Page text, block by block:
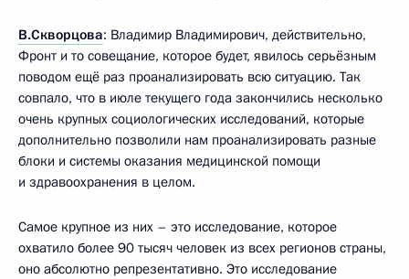
В.Скворцова: Владимир Владимирович, действительно,
Фронт и то совещание, которое будет, явилось серьёзным
поводом ещё раз проанализировать всю ситуацию. Так
совпало, что в июле текущего года закончились несколько
очень крупных социологических исследований, которые
дополнительно позволили нам проанализировать разные
блоки и системы оказания медицинской помощи
и здравоохранения в целом.
Самое крупное из них – это исследование, которое
охватило более 90 тысяч человек из всех регионов страны,
оно абсолютно репрезентативно. Это исследование